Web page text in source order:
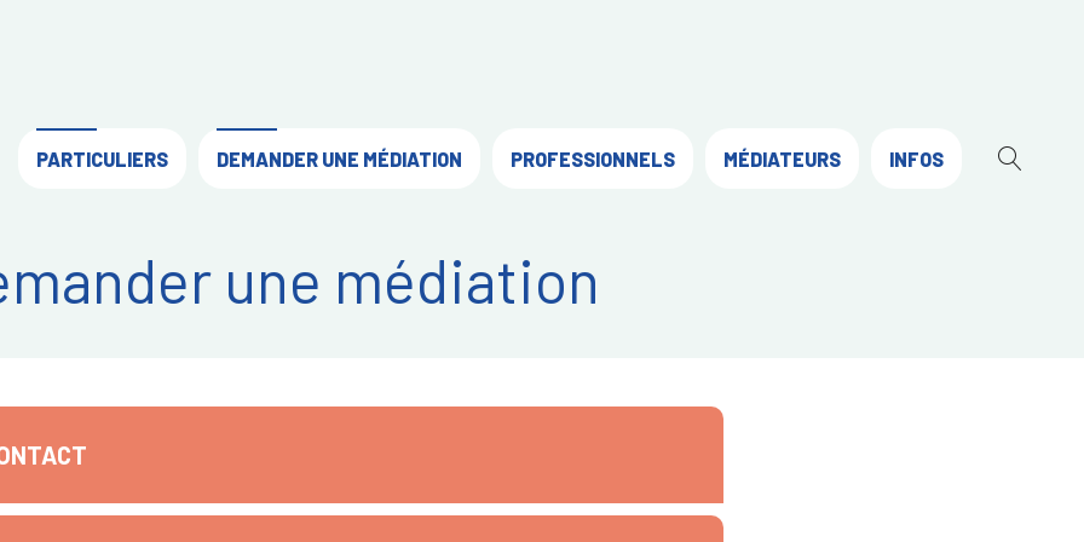
PARTICULIERS DEMANDER UNE MÉDIATION PROFESSIONNELS MÉDIATEURS INFOS
une médiation